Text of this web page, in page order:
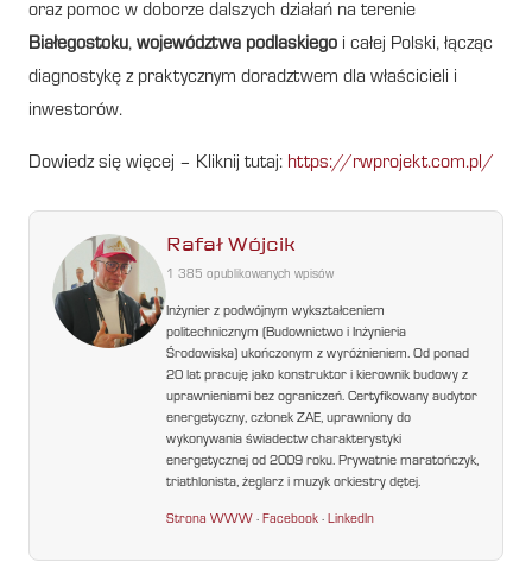
oraz pomoc w doborze dalszych działań na terenie
Białegostoku, województwa podlaskiego i całej Polski, łącząc
diagnostykę z praktycznym doradztwem dla właścicieli i
inwestorów.
Dowiedz się więcej – Kliknij tutaj: https://rwprojekt.com.pl/
Rafał Wójcik
1 385 opublikowanych wpisów
Inżynier z podwójnym wykształceniem
politechnicznym (Budownictwo i Inżynieria
Środowiska) ukończonym z wyróżnieniem. Od ponad
20 lat pracuję jako konstruktor i kierownik budowy z
uprawnieniami bez ograniczeń. Certyfikowany audytor
energetyczny, członek ZAE, uprawniony do
wykonywania świadectw charakterystyki
energetycznej od 2009 roku. Prywatnie maratończyk,
triathlonista, żeglarz i muzyk orkiestry dętej.
Strona WWW ·Facebook ·LinkedIn